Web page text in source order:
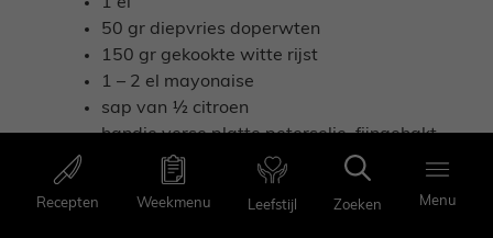
50 gr diepvries doperwten
150 gr gekookte witte rijst
1 – 2 el mayonaise
sap van ½ citroen
handje verse platte peterselie, fijngehakt
zwarte peper
4 stevige trostomaten
Recepten Weekmenu Zoeken Favorieten Menu
Recepten Weekmenu Leefstijl Zoeken Menu